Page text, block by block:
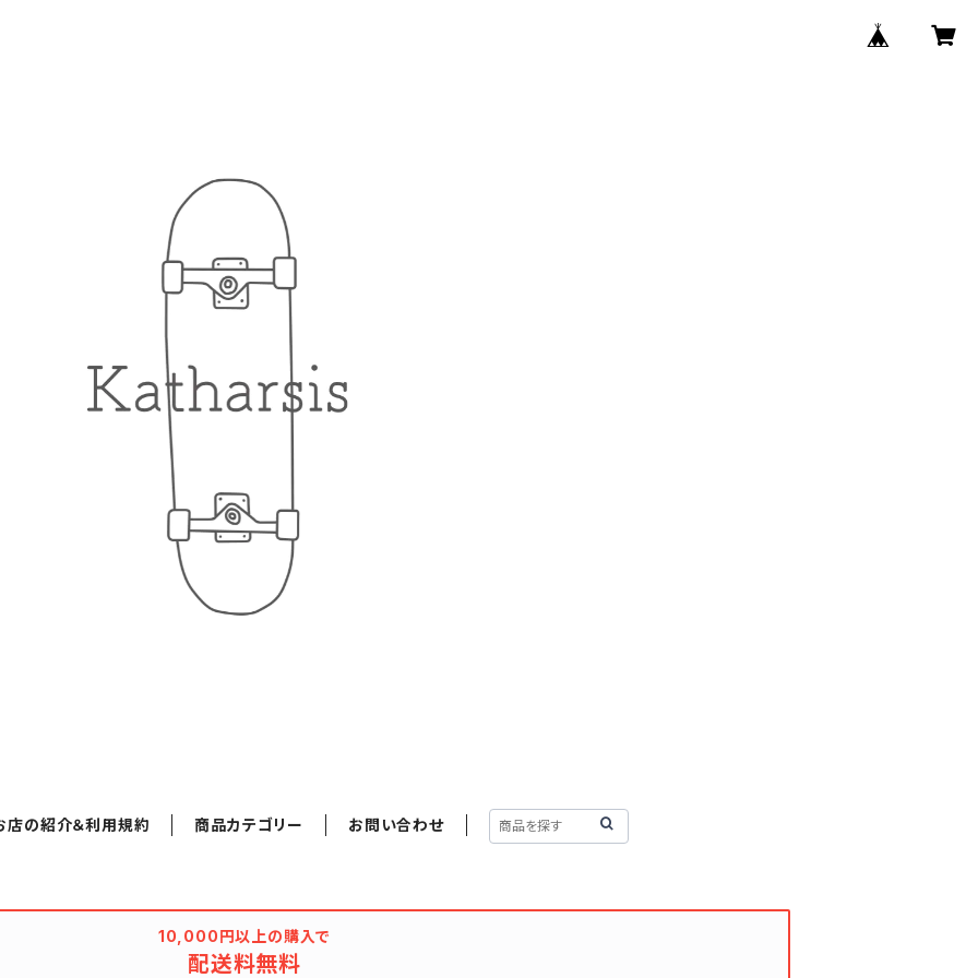
店の紹介＆利用規約 商品カテゴリー お問い合わせ
10,000円以上の購入で
配送料無料